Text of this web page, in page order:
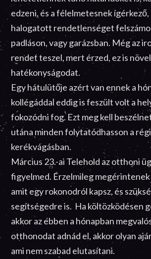
edzeni, és a félelmetesnek
halogatott rendetlenséget
padláson, vagy garázsban. Még az
rendet teszel, mert érzed, ez is
hatékonyságodat.
Egy hátulütője azért van ennek a
kollégáddal eddig is feszült volt a
fokozódni fog. Ezt meg kell
utána minden folytatódhasson a régi
kerékvágásban.
Március 23.-ai Telehold az otthoni
figyelmed. Érzelmileg megérintenek
amit egy rokonodról kapsz, és
segítségedre is. Ha költözködésen
akkor az ebben a hónapban
otthonodat adnád el, akkor olyan
ami nem szabad elutasítani.